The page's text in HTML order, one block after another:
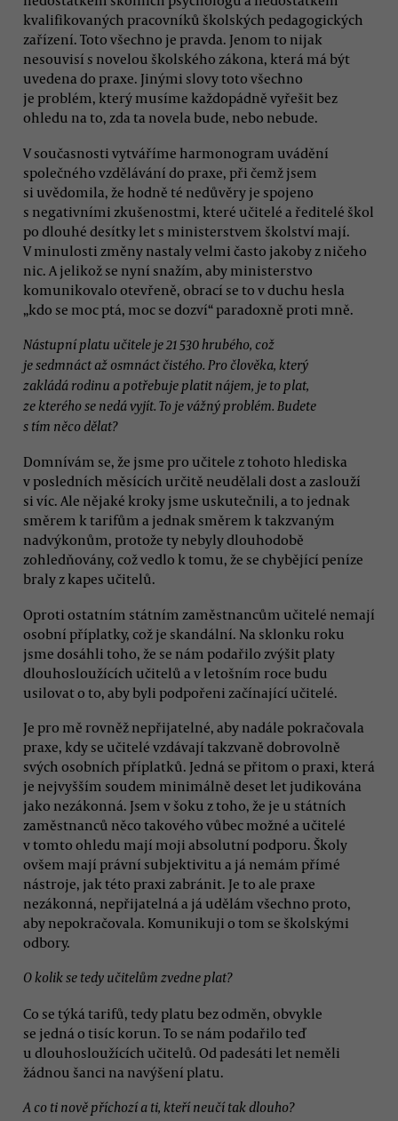
kvalifikovaných pracovníků školských pedagogických
zařízení. Toto všechno je pravda. Jenom to nijak
nesouvisí s novelou školského zákona, která má být
uvedena do praxe. Jinými slovy toto všechno
je problém, který musíme každopádně vyřešit bez
ohledu na to, zda ta novela bude, nebo nebude.
V současnosti vytváříme harmonogram uvádění
společného vzdělávání do praxe, při čemž jsem
si uvědomila, že hodně té nedůvěry je spojeno
s negativními zkušenostmi, které učitelé a ředitelé škol
po dlouhé desítky let s ministerstvem školství mají.
V minulosti změny nastaly velmi často jakoby z ničeho
nic. A jelikož se nyní snažím, aby ministerstvo
komunikovalo otevřeně, obrací se to v duchu hesla
„kdo se moc ptá, moc se dozví“ paradoxně proti mně.
Nástupní platu učitele je 21 530 hrubého, což
je sedmnáct až osmnáct čistého. Pro člověka, který
zakládá rodinu a potřebuje platit nájem, je to plat,
ze kterého se nedá vyjít. To je vážný problém. Budete
s tím něco dělat?
Domnívám se, že jsme pro učitele z tohoto hlediska
v posledních měsících určitě neudělali dost a zaslouží
si víc. Ale nějaké kroky jsme uskutečnili, a to jednak
směrem k tarifům a jednak směrem k takzvaným
nadvýkonům, protože ty nebyly dlouhodobě
zohledňovány, což vedlo k tomu, že se chybějící peníze
braly z kapes učitelů.
Oproti ostatním státním zaměstnancům učitelé nemají
osobní příplatky, což je skandální. Na sklonku roku
jsme dosáhli toho, že se nám podařilo zvýšit platy
dlouhosloužících učitelů a v letošním roce budu
usilovat o to, aby byli podpořeni začínající učitelé.
Je pro mě rovněž nepřijatelné, aby nadále pokračovala
praxe, kdy se učitelé vzdávají takzvaně dobrovolně
svých osobních příplatků. Jedná se přitom o praxi, která
je nejvyšším soudem minimálně deset let judikována
jako nezákonná. Jsem v šoku z toho, že je u státních
zaměstnanců něco takového vůbec možné a učitelé
v tomto ohledu mají moji absolutní podporu. Školy
ovšem mají právní subjektivitu a já nemám přímé
nástroje, jak této praxi zabránit. Je to ale praxe
nezákonná, nepřijatelná a já udělám všechno proto,
aby nepokračovala. Komunikuji o tom se školskými
odbory.
O kolik se tedy učitelům zvedne plat?
Co se týká tarifů, tedy platu bez odměn, obvykle
se jedná o tisíc korun. To se nám podařilo teď
u dlouhosloužících učitelů. Od padesáti let neměli
žádnou šanci na navýšení platu.
A co ti nově příchozí a ti, kteří neučí tak dlouho?